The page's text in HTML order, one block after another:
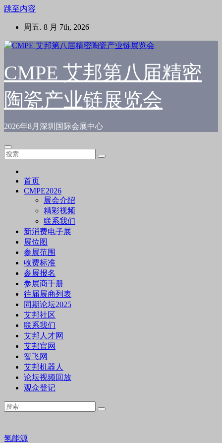
跳至内容
周五. 8 月 7th, 2026
CMPE 艾邦第八届精密
陶瓷产业链展览会
2026年8月深圳国际会展中心
首页
CMPE2026
展会介绍
精彩视频
联系我们
新消费电子展
展位图
参展范围
收费标准
参展报名
参展商手册
往届展商列表
同期论坛2025
艾邦社区
联系我们
艾邦人才网
艾邦官网
智飞网
艾邦机器人
论坛视频回放
观众登记
氢能源